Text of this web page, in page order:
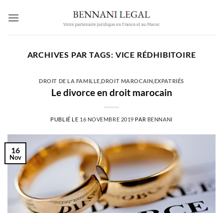
ARCHIVES PAR TAGS: VICE RÉDHIBITOIRE
DROIT DE LA FAMILLE ,DROIT MAROCAIN EXPATRIÉS
Le divorce en droit marocain
PUBLIÉ LE 16 NOVEMBRE 2019 PAR BENNANI
16
Nov